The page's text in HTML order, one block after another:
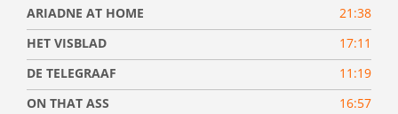
ARIADNE AT HOME
21:38
HET VISBLAD
17:11
DE TELEGRAAF
11:19
ON THAT ASS
16:57